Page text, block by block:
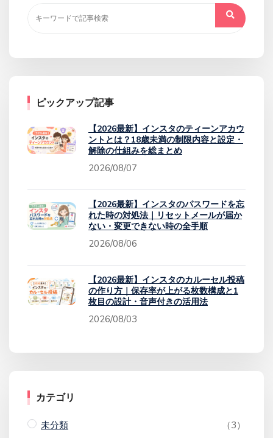
ピックアップ記事
【2026最新】インスタのティーンアカウ
ントとは？18歳未満の制限内容と設定・
解除の仕組みを総まとめ
2026/08/07
【2026最新】インスタのパスワードを忘
れた時の対処法｜リセットメールが届か
ない・変更できない時の全手順
2026/08/06
【2026最新】インスタのカルーセル投稿
の作り方｜保存率が上がる枚数構成と1
枚目の設計・音声付きの活用法
2026/08/03
カテゴリ
未分類
（3）